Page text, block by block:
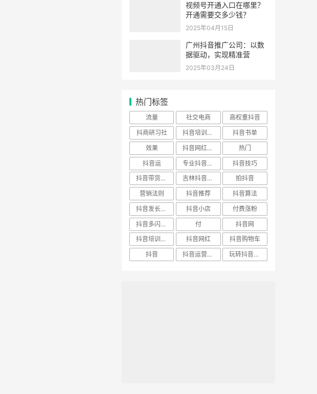
视频号开通入口在哪里？
开通需要交多少钱？
2025年04月15日
广州抖音推广公司：以数
据驱动，实现精准营
2025年03月24日
热门标签
流量 社交电商
高权重抖音
抖商研习社
抖音培训老师
抖音书单
效果
抖音网红培训
热门
抖音运
专业抖音培训
抖音技巧
抖音带货直播
吉林抖音培训
拍抖音
营销法则
抖音推荐
抖音算法
抖音发长视频
抖音小店
付费涨粉
抖音多闪培训
付
抖音网
抖音培训机构
抖音网红
抖音购物车
抖音
抖音运营团队 玩转抖音教程